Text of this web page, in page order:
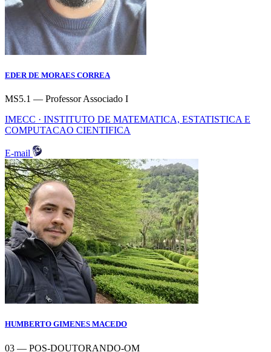
EDER DE MORAES CORREA
MS5.1 — Professor Associado I
IMECC · INSTITUTO DE MATEMATICA, ESTATISTICA E
COMPUTACAO CIENTIFICA
E-mail
HUMBERTO GIMENES MACEDO
03 — POS-DOUTORANDO-OM